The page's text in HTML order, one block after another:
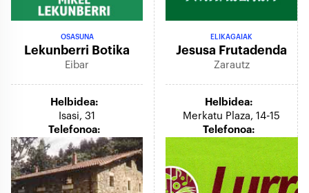
OSASUNA
Lekunberri Botika
Eibar
Helbidea:
Isasi, 31
Telefonoa:
ELIKAGAIAK
Jesusa Frutadenda
Zarautz
Helbidea:
Merkatu Plaza, 14-15
Telefonoa: